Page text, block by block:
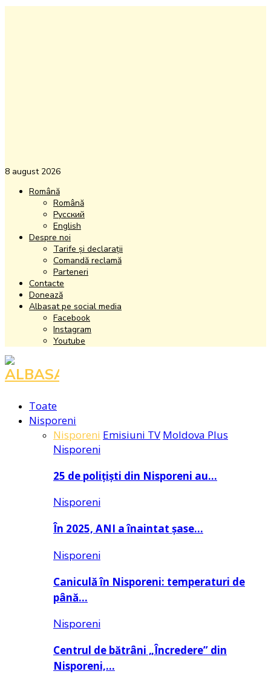
8 august 2026
Română
Română
Русский
English
Despre noi
Tarife și declarații
Comandă reclamă
Parteneri
Contacte
Donează
Albasat pe social media
Facebook
Instagram
Youtube
Facebook
Instagram
Youtube
Toate
Nisporeni
Nisporeni Emisiuni TV Moldova Plus
Nisporeni
25 de polițiști din Nisporeni au…
Nisporeni
În 2025, ANI a înaintat șase…
Nisporeni
Caniculă în Nisporeni: temperaturi de
până…
Nisporeni
Centrul de bătrâni „Încredere” din
Nisporeni,…